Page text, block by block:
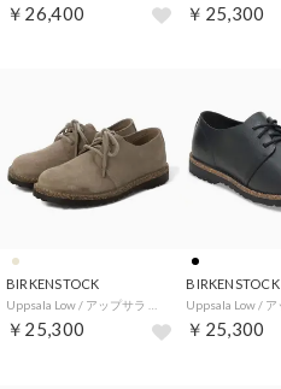
￥26,400 ￥25,300
BIRKENSTOCK
￥25,300
BIRKENSTOCK
￥25,300